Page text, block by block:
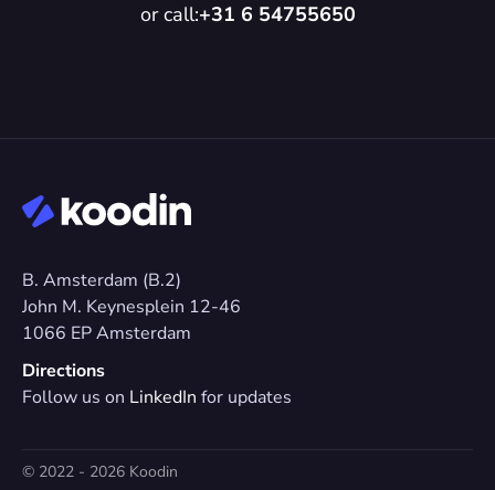
or call:+31 6 54755650
B. Amsterdam (B.2)
John M. Keynesplein 12-46
1066 EP Amsterdam
Directions
Follow us on LinkedIn for updates
© 2022 - 2026 Koodin